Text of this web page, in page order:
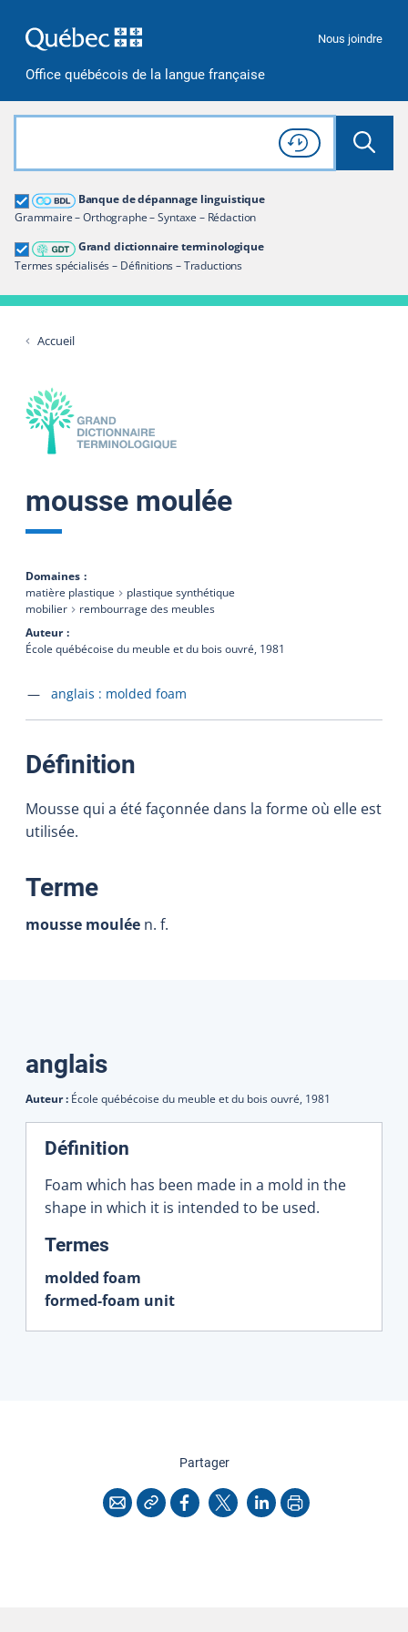
Office québécois de la langue française
Nous joindre
Rechercher dans tout le site
Lancer
Consulter l'
Historique
de recherche
Banque de dépannage linguistique
Grammaire – Orthographe – Syntaxe – Rédaction
Grand dictionnaire terminologique
Termes spécialisés – Définitions – Traductions
Grand dictionnaire terminologique
Restreindre aux termes
Accueil
mousse moulée
Domaines
matière plastique
plastique synthétique
mobilier
rembourrage des meubles
Auteur
École québécoise du meuble et du bois ouvré, 1981
Accéder à la fiche en
anglais : molded foam
Définition
Mousse qui a été façonnée dans la forme où elle est
utilisée.
Terme:
mousse moulée n. f.
Traductions
anglais
Auteur : École québécoise du meuble et du bois ouvré, 1981
Définition
Foam which has been made in a mold in the
shape in which it is intended to be used.
Termes
molded foam
formed-foam unit
Partagercette page
CourrielCopier l'adresse
Facebook
X LinkedInImprimer